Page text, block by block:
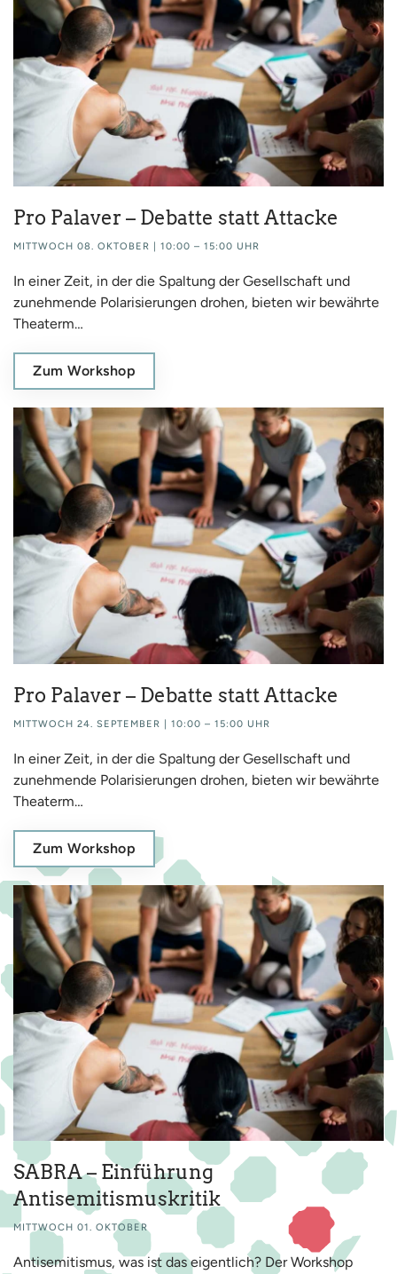
Pro Palaver – Debatte statt Attacke
MITTWOCH 08. OKTOBER | 10:00 – 15:00 UHR
In einer Zeit, in der die Spaltung der Gesellschaft und
zunehmende Polarisierungen drohen, bieten wir bewährte
Theaterm…
Zum Workshop
Pro Palaver – Debatte statt Attacke
MITTWOCH 24. SEPTEMBER | 10:00 – 15:00 UHR
In einer Zeit, in der die Spaltung der Gesellschaft und
zunehmende Polarisierungen drohen, bieten wir bewährte
Theaterm…
Zum Workshop
SABRA – Einführung
Antisemitismuskritik
MITTWOCH 01. OKTOBER
Antisemitismus, was ist das eigentlich? Der Workshop